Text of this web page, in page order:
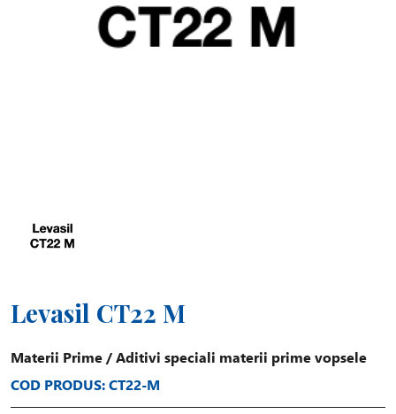
Levasil CT22 M
Materii Prime /Aditivi speciali materii prime vopsele
COD PRODUS: CT22-M